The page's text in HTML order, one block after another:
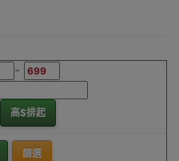
-
高$排起
篩選